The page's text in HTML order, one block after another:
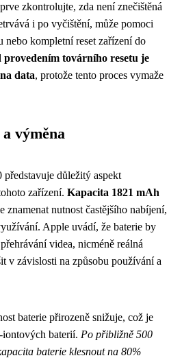
zkontrolujte, zda není znečištěná
i po vyčištění, může pomoci
nebo kompletní reset zařízení do
provedením továrního resetu je
data, protože tento proces vymaže
výměna
důležitý aspekt
zařízení. Kapacita 1821 mAh
znamenat nutnost častějšího nabíjení,
Apple uvádí, že baterie by
videa, nicméně reálná
v závislosti na způsobu používání a
baterie přirozeně snižuje, což je
baterií. Po přibližně 500
baterie klesnout na 80%